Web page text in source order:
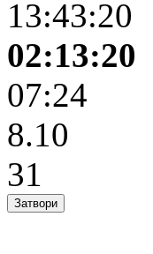
13:43:20
02:13:20
07:24
8.10
31
Затвори